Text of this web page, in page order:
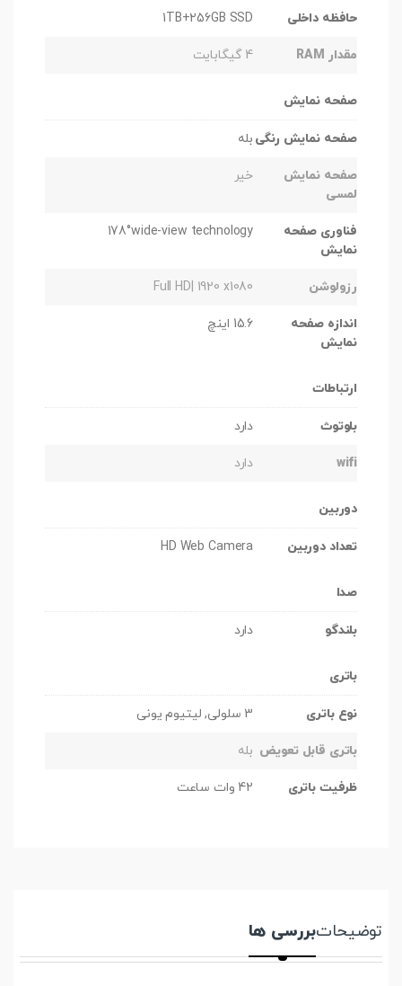
حافظه داخلی 1TB+256GB SSD
مقدار RAM 4 گیگابایت
صفحه نمایش
صفحه نمایش رنگی بله
صفحه نمایش
لمسی
خیر
فناوری صفحه
نمایش
178°wide-view technology
رزولوشن Full HD| 1920 x1080
اندازه صفحه
نمایش
15.6 اینچ
ارتباطات
بلوتوث دارد
wifi دارد
دوربین
تعداد دوربین HD Web Camera
صدا
بلندگو دارد
باتری
نوع باتری 3 سلولی, لیتیوم یونی
باتری قابل تعویض بله
ظرفیت باتری 42 وات ساعت
توضیحاتبررسی ها